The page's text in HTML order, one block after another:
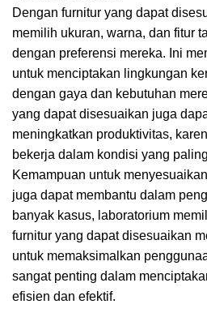
Dengan furnitur yang dapat
memilih ukuran, warna, dan fitur
dengan preferensi mereka. Ini
untuk menciptakan lingkungan
dengan gaya dan kebutuhan
yang dapat disesuaikan juga
meningkatkan produktivitas,
bekerja dalam kondisi yang
Kemampuan untuk
juga dapat membantu dalam
banyak kasus, laboratorium
furnitur yang dapat disesuaikan
untuk memaksimalkan
sangat penting dalam
efisien dan efektif.